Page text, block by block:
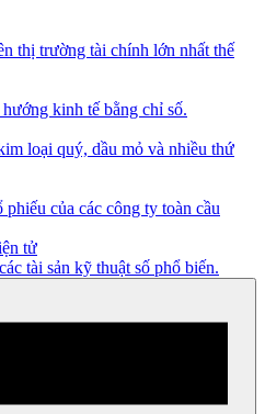
thị trường tài chính lớn nhất thế
kinh tế bằng chỉ số.
loại quý, dầu mỏ và nhiều thứ
phiếu của các công ty toàn cầu
tử
tài sản kỹ thuật số phổ biến.